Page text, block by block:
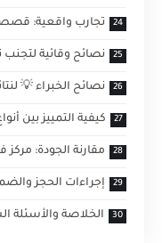
تجارب واقعية: قصص
نصائح وقائية
نصائح الخبراء 💡
كيفية التمييز بين
مقارنة الجودة: مركز
إجراءات الحجز
الخلاصة والأسئلة